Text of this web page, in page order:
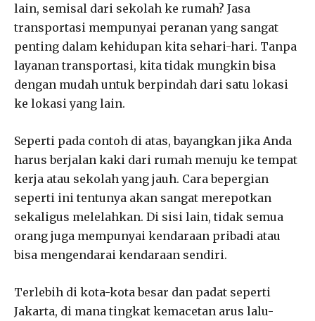
lain, semisal dari sekolah ke rumah? Jasa
transportasi mempunyai peranan yang sangat
penting dalam kehidupan kita sehari-hari. Tanpa
layanan transportasi, kita tidak mungkin bisa
dengan mudah untuk berpindah dari satu lokasi
ke lokasi yang lain.
Seperti pada contoh di atas, bayangkan jika Anda
harus berjalan kaki dari rumah menuju ke tempat
kerja atau sekolah yang jauh. Cara bepergian
seperti ini tentunya akan sangat merepotkan
sekaligus melelahkan. Di sisi lain, tidak semua
orang juga mempunyai kendaraan pribadi atau
bisa mengendarai kendaraan sendiri.
Terlebih di kota-kota besar dan padat seperti
Jakarta, di mana tingkat kemacetan arus lalu-